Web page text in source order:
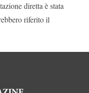
diretta è stata
riferito il